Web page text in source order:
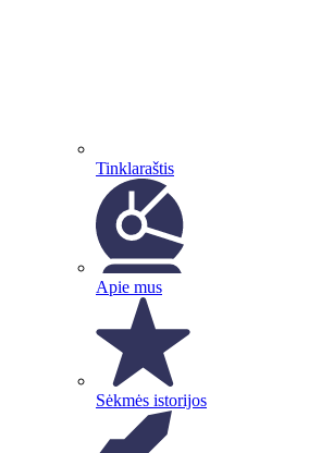
Tinklaraštis
Apie mus
Sėkmės istorijos